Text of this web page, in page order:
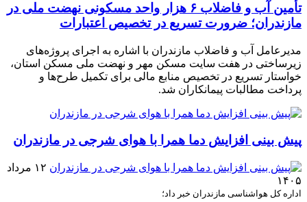
تأمین آب و فاضلاب ۶ هزار واحد مسکونی نهضت ملی در
مازندران؛ ضرورت تسریع در تخصیص اعتبارات
مدیرعامل آب و فاضلاب مازندران با اشاره به اجرای پروژه‌های
زیرساختی در هفت سایت مسکن مهر و نهضت ملی مسکن استان،
خواستار تسریع در تخصیص منابع مالی برای تکمیل طرح‌ها و
پرداخت مطالبات پیمانکاران شد.
پیش بینی افزایش دما همرا با هوای شرجی در مازندران
۱۲ مرداد
۱۴۰۵
اداره کل هواشناسی مازندران خبر داد؛